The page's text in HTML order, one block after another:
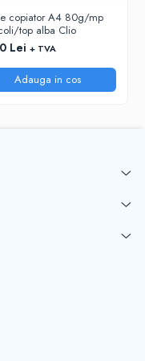
copiator A4 80g/mp
top alba Clio
Lei + TVA
Adauga in cos